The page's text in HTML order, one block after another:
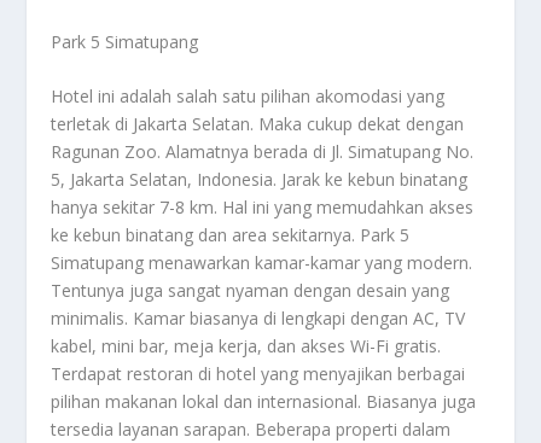
Park 5 Simatupang
Hotel ini adalah salah satu pilihan akomodasi yang
terletak di Jakarta Selatan. Maka cukup dekat dengan
Ragunan Zoo. Alamatnya berada di Jl. Simatupang No.
5, Jakarta Selatan, Indonesia. Jarak ke kebun binatang
hanya sekitar 7-8 km. Hal ini yang memudahkan akses
ke kebun binatang dan area sekitarnya. Park 5
Simatupang menawarkan kamar-kamar yang modern.
Tentunya juga sangat nyaman dengan desain yang
minimalis. Kamar biasanya di lengkapi dengan AC, TV
kabel, mini bar, meja kerja, dan akses Wi-Fi gratis.
Terdapat restoran di hotel yang menyajikan berbagai
pilihan makanan lokal dan internasional. Biasanya juga
tersedia layanan sarapan. Beberapa properti dalam